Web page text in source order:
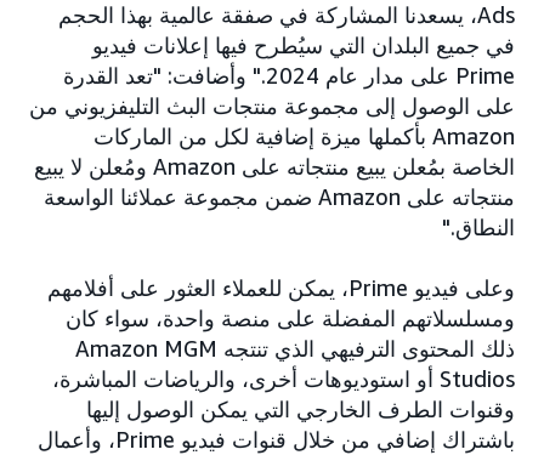
Ads، يسعدنا المشاركة في صفقة عالمية بهذا الحجم
في جميع البلدان التي سيُطرح فيها إعلانات فيديو
Prime على مدار عام 2024." وأضافت: "تعد القدرة
على الوصول إلى مجموعة منتجات البث التليفزيوني من
Amazon بأكملها ميزة إضافية لكل من الماركات
الخاصة بمُعلن يبيع منتجاته على Amazon ومُعلن لا يبيع
منتجاته على Amazon ضمن مجموعة عملائنا الواسعة
النطاق."
وعلى فيديو Prime، يمكن للعملاء العثور على أفلامهم
ومسلسلاتهم المفضلة على منصة واحدة، سواء كان
ذلك المحتوى الترفيهي الذي تنتجه Amazon MGM
Studios أو استوديوهات أخرى، والرياضات المباشرة،
وقنوات الطرف الخارجي التي يمكن الوصول إليها
باشتراك إضافي من خلال قنوات فيديو Prime، وأعمال